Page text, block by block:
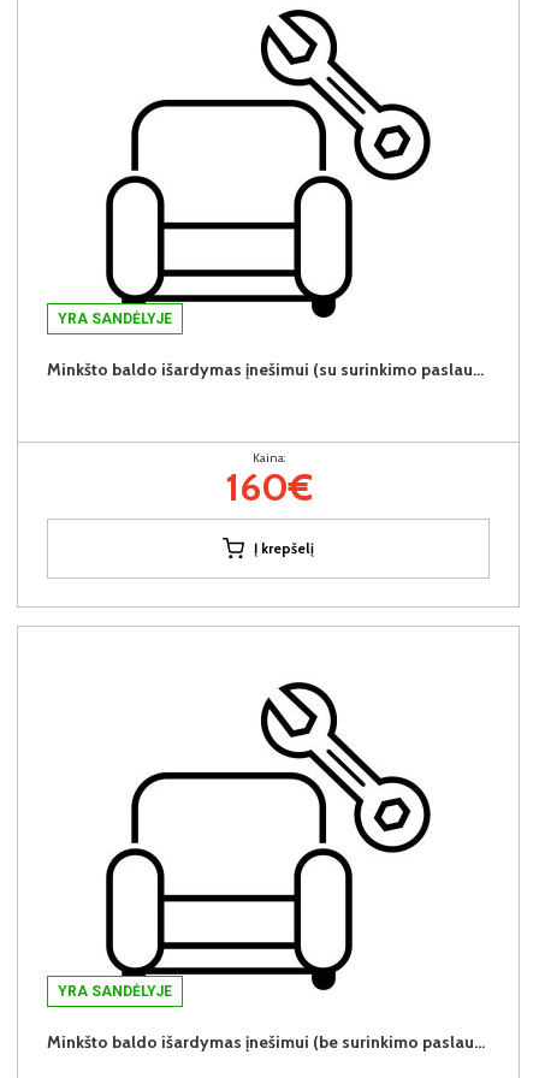
YRA SANDĖLYJE
Minkšto baldo išardymas įnešimui (su surinkimo paslauga) (160 €/vnt.)
Kaina:
160€
Į krepšelį
YRA SANDĖLYJE
Minkšto baldo išardymas įnešimui (be surinkimo paslaugos) (80 €/vnt.)